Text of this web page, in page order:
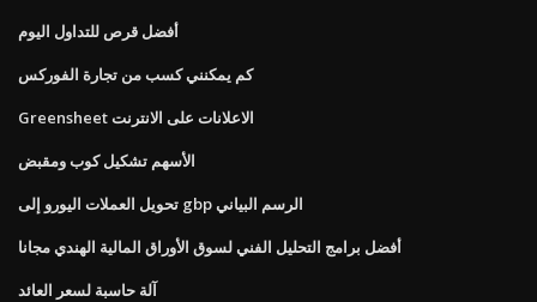
أفضل قرص للتداول اليوم
كم يمكنني كسب من تجارة الفوركس
Greensheet الاعلانات على الانترنت
الأسهم تشكيل كوب ومقبض
تحويل العملات اليورو إلى gbp الرسم البياني
أفضل برامج التحليل الفني لسوق الأوراق المالية الهندي مجانا
آلة حاسبة لسعر العائد